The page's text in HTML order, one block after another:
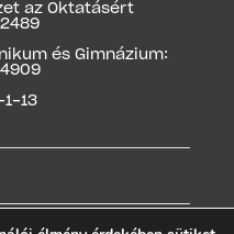
az Oktatásért
és Gimnázium:
1-13